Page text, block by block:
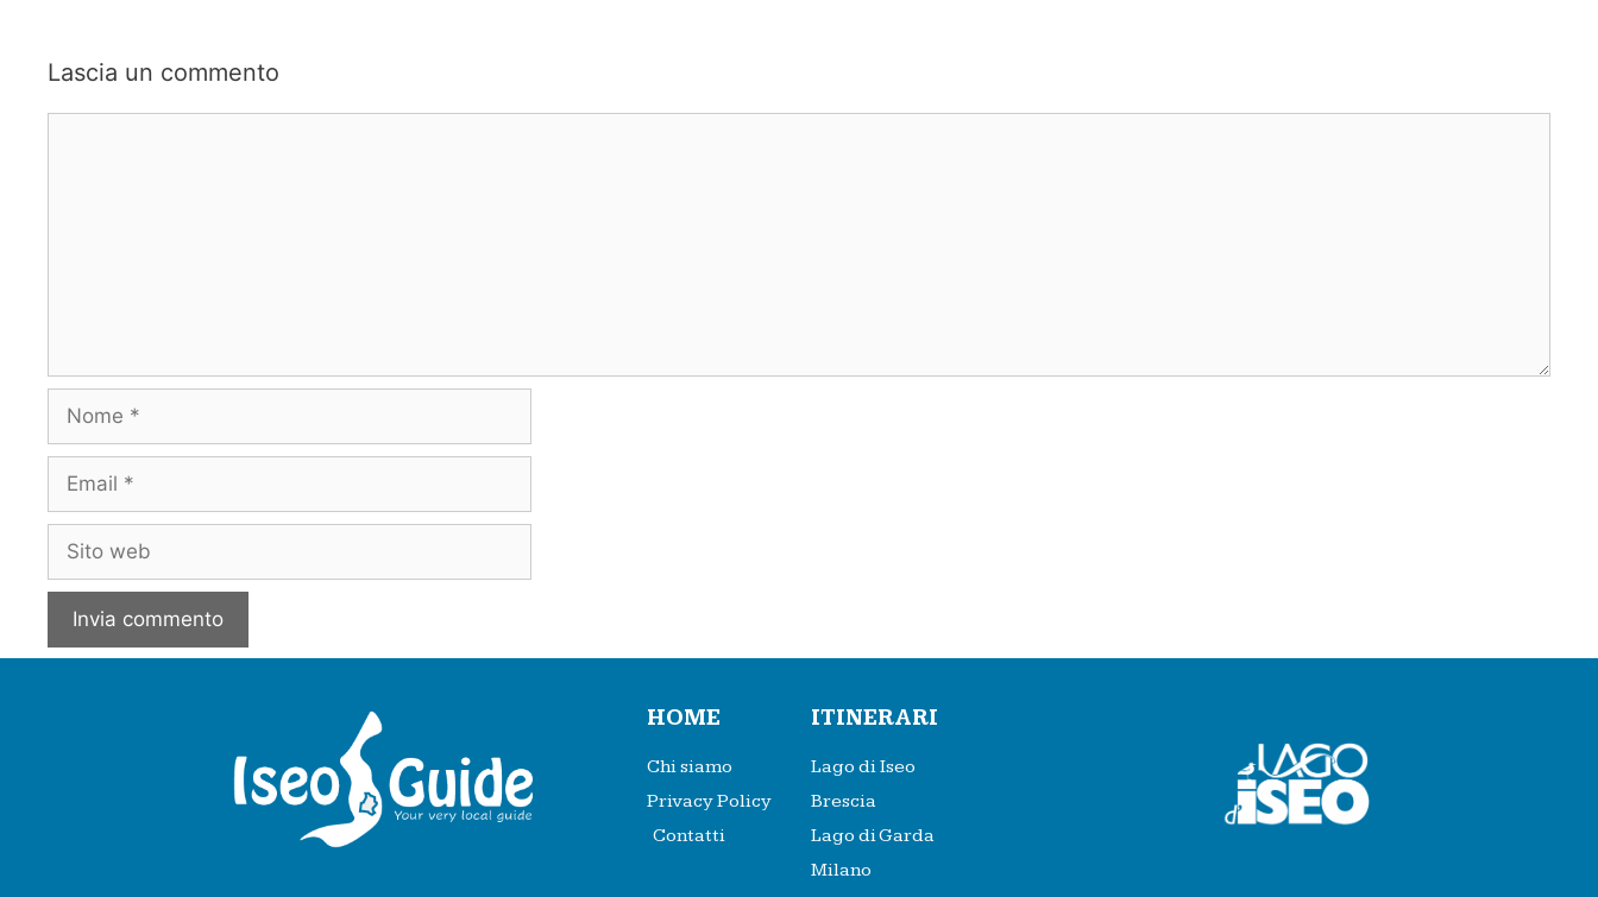
Lascia un commento
HOME
Chi siamo
Privacy Policy
Contatti
ITINERARI
Lago di Iseo
Brescia
Lago di Garda
Milano